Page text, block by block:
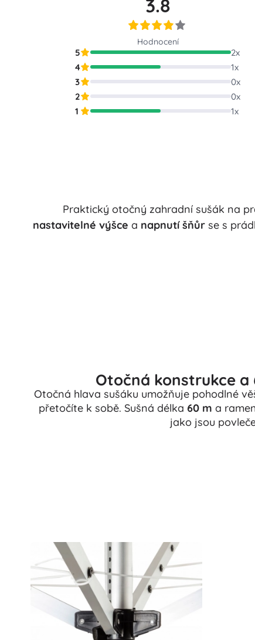
3.8
Hodnocení
5 2x
4
1x
3
0x
2
0x
1
1x
Praktický otočný zahradní sušák na
nastavitelné výšce a napnutí šňůr se s
Otočná konstrukce a
Otočná hlava sušáku umožňuje pohodlné
přetočíte k sobě. Sušná délka 60 m a
jako jsou